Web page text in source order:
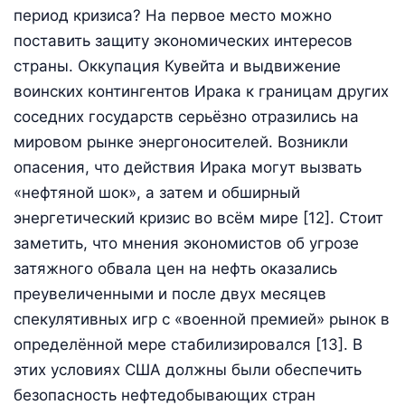
период кризиса? На первое место можно
поставить защиту экономических интересов
страны. Оккупация Кувейта и выдвижение
воинских контингентов Ирака к границам других
соседних государств серьёзно отразились на
мировом рынке энергоносителей. Возникли
опасения, что действия Ирака могут вызвать
«нефтяной шок», а затем и обширный
энергетический кризис во всём мире [12]. Стоит
заметить, что мнения экономистов об угрозе
затяжного обвала цен на нефть оказались
преувеличенными и после двух месяцев
спекулятивных игр с «военной премией» рынок в
определённой мере стабилизировался [13]. В
этих условиях США должны были обеспечить
безопасность нефтедобывающих стран